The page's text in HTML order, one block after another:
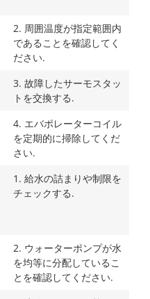
2. 周囲温度が指定範囲内
であることを確認してく
ださい.
3. 故障したサーモスタッ
トを交換する.
4. エバポレーターコイル
を定期的に掃除してくだ
さい.
1. 給水の詰まりや制限を
チェックする.
2. ウォーターポンプが水
を均等に分配しているこ
とを確認してください.